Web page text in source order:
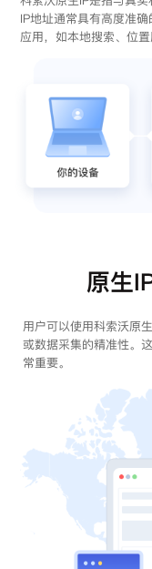
IP地址通常具有高度准
应用，如本地搜索、位
原生
用户可以使用科索沃原
或数据采集的精准性。
常重要。